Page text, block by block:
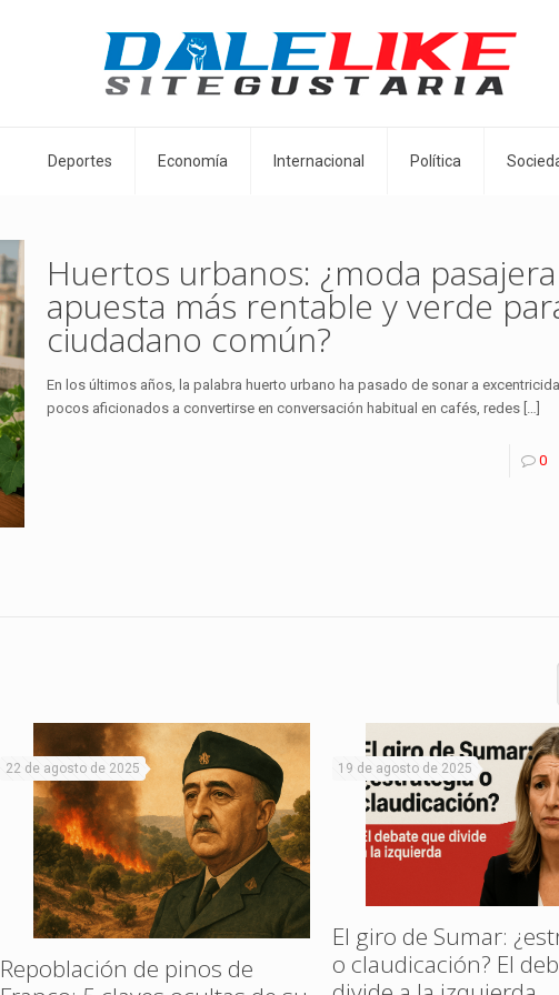
Deportes Economía Internacional Política
Huertos urbanos: ¿moda
apuesta más rentable y verde
ciudadano común?
En los últimos años, la palabra huerto urbano ha pasado de sonar a
pocos aficionados a convertirse en conversación habitual en cafés, redes […]
0
22 de agosto de 2025
Repoblación de pinos de
19 de agosto de 2025
El giro de Sumar:
o claudicación? El